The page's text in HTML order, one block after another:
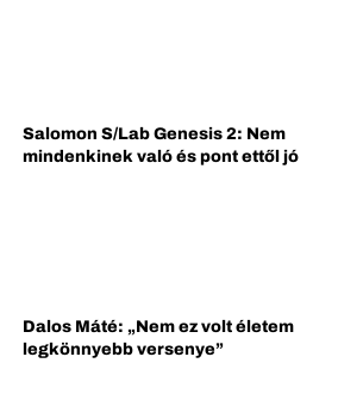
Salomon S/Lab Genesis 2: Nem
mindenkinek való és pont ettől jó
Dalos Máté: „Nem ez volt életem
legkönnyebb versenye”